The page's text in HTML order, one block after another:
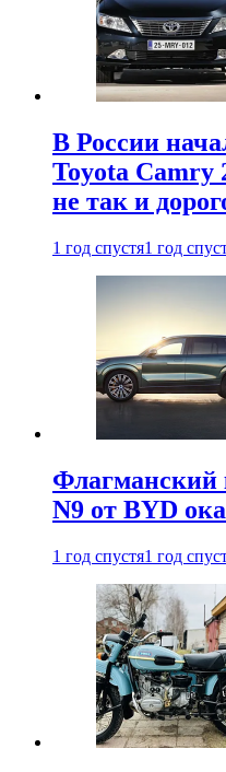
В России
Toyota Camry
не так и
1 год спустя1 год
Флагманский
N9 от BYD
1 год спустя1 год